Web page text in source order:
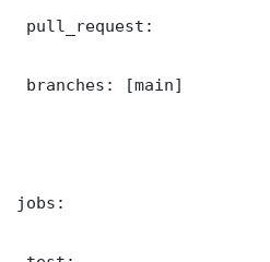
pull_request:
branches: [main]
jobs: